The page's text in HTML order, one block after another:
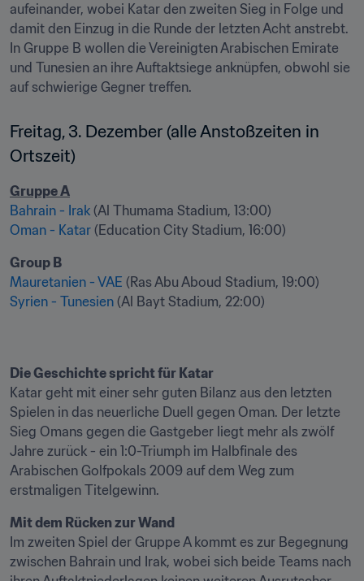
aufeinander, wobei Katar den zweiten Sieg in Folge und
damit den Einzug in die Runde der letzten Acht anstrebt.
In Gruppe B wollen die Vereinigten Arabischen Emirate
und Tunesien an ihre Auftaktsiege anknüpfen, obwohl sie
auf schwierige Gegner treffen.
Freitag, 3. Dezember (alle Anstoßzeiten in
Ortszeit)
Gruppe A
Bahrain - Irak
Oman - Katar (Education City Stadium, 16:00)
Group B
Mauretanien - VAE
Syrien - Tunesien (Al Bayt Stadium, 22:00)
Die Geschichte spricht für Katar
Katar geht mit einer sehr guten Bilanz aus den letzten
Spielen in das neuerliche Duell gegen Oman. Der letzte
Sieg Omans gegen die Gastgeber liegt mehr als zwölf
Jahre zurück - ein 1:0-Triumph im Halbfinale des
Arabischen Golfpokals 2009 auf dem Weg zum
erstmaligen Titelgewinn.
Mit dem Rücken zur Wand
Im zweiten Spiel der Gruppe A kommt es zur Begegnung
zwischen Bahrain und Irak, wobei sich beide Teams nach